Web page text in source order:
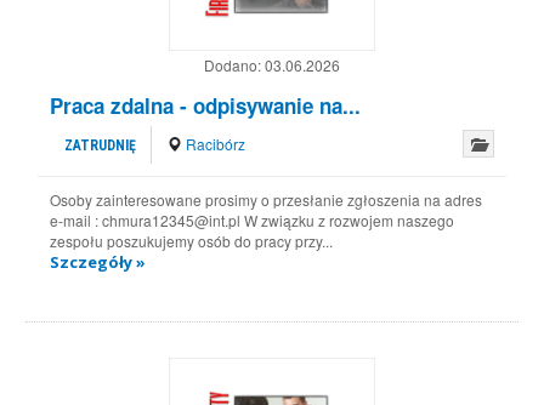
Dodano:03.06.2026
Praca zdalna - odpisywanie na...
ZATRUDNIĘ Racibórz
Osoby zainteresowane prosimy o przesłanie zgłoszenia na adres
e-mail : chmura12345@int.pl W związku z rozwojem naszego
zespołu poszukujemy osób do pracy przy...
Szczegóły »